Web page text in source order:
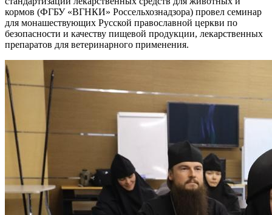
кормов (ФГБУ «ВГНКИ» Россельхознадзора) провел семинар
для монашествующих Русской православной церкви по
безопасности и качеству пищевой продукции, лекарственных
препаратов для ветеринарного применения.